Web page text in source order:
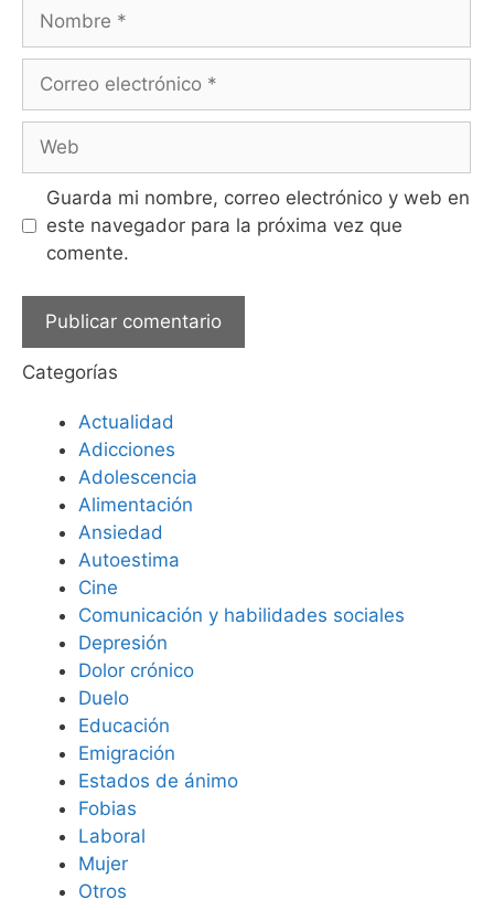
Guarda mi nombre, correo electrónico y web en
este navegador para la próxima vez que
comente.
Categorías
Actualidad
Adicciones
Adolescencia
Alimentación
Ansiedad
Autoestima
Cine
Comunicación y habilidades sociales
Depresión
Dolor crónico
Duelo
Educación
Emigración
Estados de ánimo
Fobias
Laboral
Mujer
Otros